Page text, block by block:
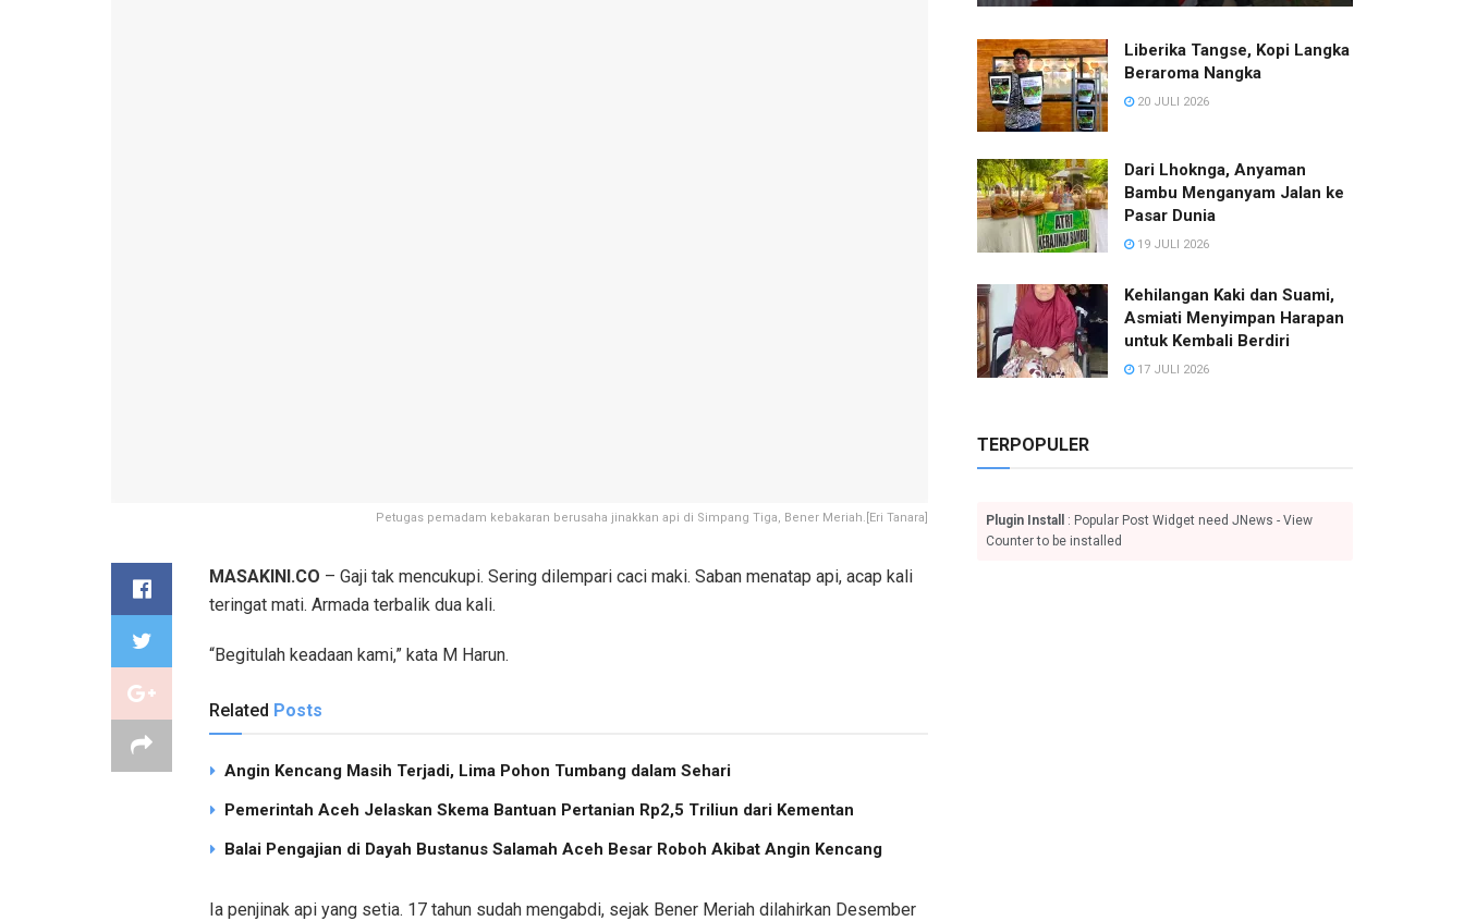
Petugas pemadam kebakaran berusaha jinakkan api di Simpang Tiga, Bener Meriah.[Eri Tanara]
MASAKINI.CO – Gaji tak mencukupi. Sering dilempari caci maki. Saban menatap api, acap kali
teringat mati. Armada terbalik dua kali.
“Begitulah keadaan kami,” kata M Harun.
Related Posts
Angin Kencang Masih Terjadi, Lima Pohon Tumbang dalam Sehari
Pemerintah Aceh Jelaskan Skema Bantuan Pertanian Rp2,5 Triliun dari Kementan
Balai Pengajian di Dayah Bustanus Salamah Aceh Besar Roboh Akibat Angin Kencang
Ia penjinak api yang setia. 17 tahun sudah mengabdi, sejak Bener Meriah dilahirkan Desember
Liberika Tangse, Kopi Langka
Beraroma Nangka
20 JULI 2026
Dari Lhoknga, Anyaman
Bambu Menganyam Jalan ke
Pasar Dunia
19 JULI 2026
Kehilangan Kaki dan Suami,
Asmiati Menyimpan Harapan
untuk Kembali Berdiri
17 JULI 2026
TERPOPULER
Plugin Install
: Popular Post Widget need JNews - View
Counter to be installed